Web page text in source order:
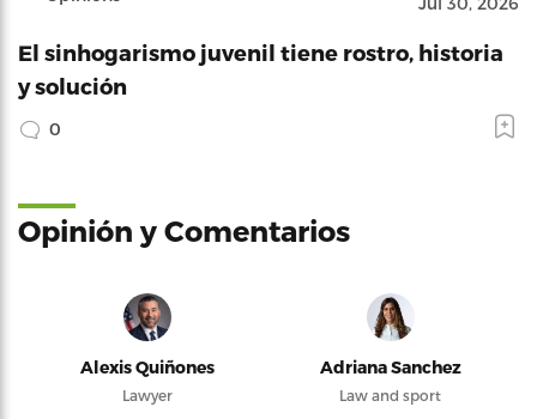
El sinhogarismo juvenil tiene rostro, historia
y solución
0
Opinión y Comentarios
Alexis Quiñones
Lawyer
Adriana Sanchez
Law and sport